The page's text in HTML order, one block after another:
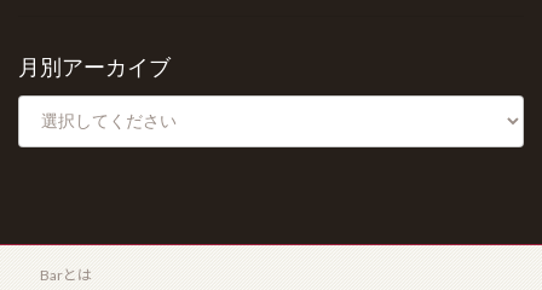
月別アーカイブ
Barとは
シングルモルト余市 モスカテルウッドフィニッシュ
（SINGLEMALT YOICHI MOSCATEL WOOD
FINISH）
2026年5月6日